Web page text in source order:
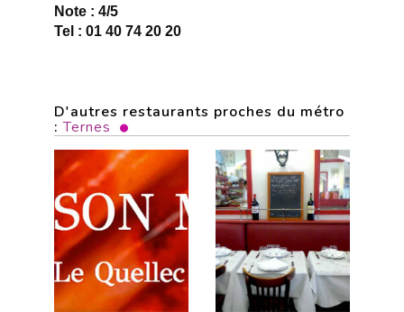
Note : 4/5
Tel : 01 40 74 20 20
D'autres restaurants proches du métro
:Ternes